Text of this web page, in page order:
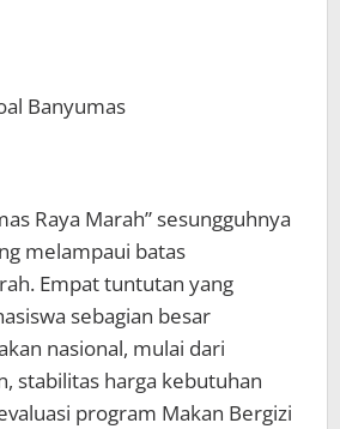
Banyumas
Raya Marah” sesungguhnya
melampaui batas
Empat tuntutan yang
sebagian besar
nasional, mulai dari
stabilitas harga kebutuhan
program Makan Bergizi